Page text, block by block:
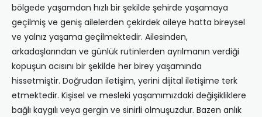
bölgede yaşamdan hızlı bir şekilde şehirde yaşamaya
geçilmiş ve geniş ailelerden çekirdek aileye hatta bireysel
ve yalnız yaşama geçilmektedir. Ailesinden,
arkadaşlarından ve günlük rutinlerden ayrılmanın verdiği
kopuşun acısını bir şekilde her birey yaşamında
hissetmiştir. Doğrudan iletişim, yerini dijital iletişime terk
etmektedir. Kişisel ve mesleki yaşamımızdaki değişikliklere
bağlı kaygılı veya gergin ve sinirli olmuşuzdur. Bazen anlık